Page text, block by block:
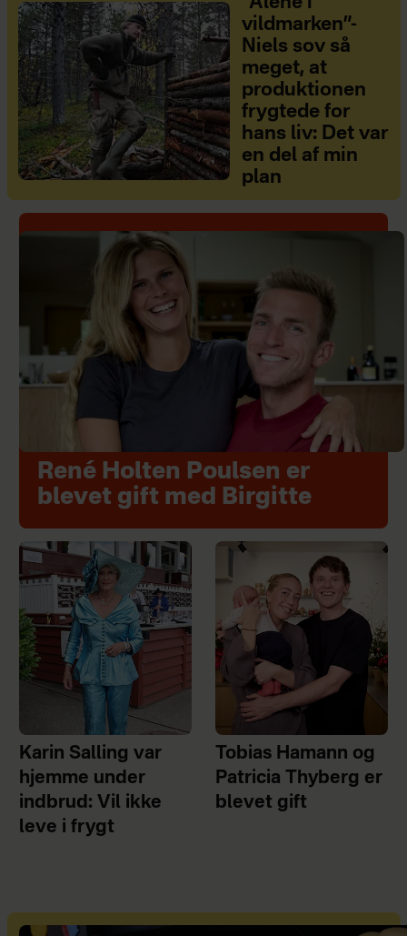
vildmarken”-
Niels sov så
meget, at
produktionen
frygtede for
hans liv: Det var
en del af min
plan
René Holten Poulsen er
blevet gift med Birgitte
Karin Salling var
hjemme under
indbrud: Vil ikke
leve i frygt
Tobias Hamann og
Patricia Thyberg er
blevet gift